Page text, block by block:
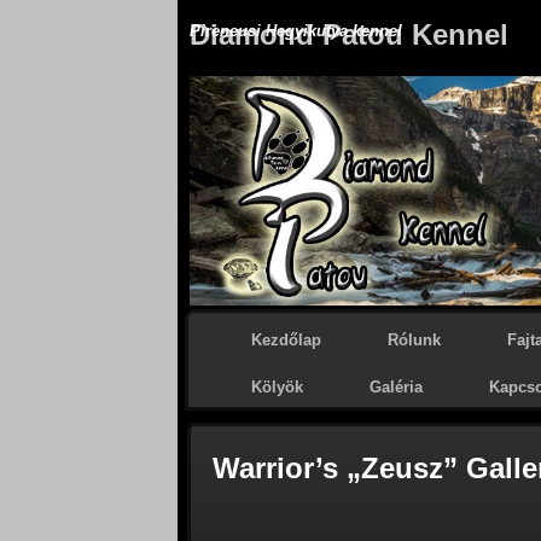
Diamond Patou Kennel
Pireneusi Hegyikutya kennel
Kezdőlap Rólunk
Kölyök Galéria
Warrior’s „Zeusz”